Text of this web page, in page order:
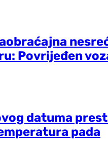
Povrijeđen
datuma
pada